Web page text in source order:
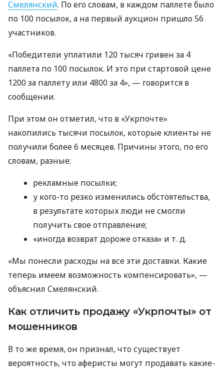
Смелянский. По его словам, в каждом паллете было
по 100 посылок, а на первый аукцион пришло 56
участников.
«Победители уплатили 120 тысяч гривен за 4
паллета по 100 посылок. И это при стартовой цене
1200 за паллету или 4800 за 4», — говорится в
сообщении.
При этом он отметил, что в «Укрпочте»
накопились тысячи посылок, которые клиенты не
получили более 6 месяцев. Причины этого, по его
словам, разные:
рекламные посылки;
у кого-то резко изменились обстоятельства,
в результате которых люди не смогли
получить свое отправление;
«иногда возврат дороже отказа» и т. д.
«Мы понесли расходы на все эти доставки. Какие
теперь имеем возможность компенсировать», —
объяснил Смелянский.
Как отличить продажу «Укрпочты» от
мошенников
В то же время, он признал, что существует
вероятность, что аферисты могут продавать какие-